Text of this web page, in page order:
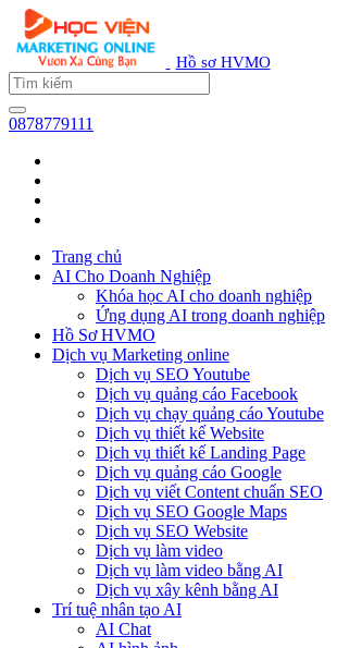
Hồ sơ HVMO
0878779111
Trang chủ
AI Cho Doanh Nghiệp
Khóa học AI cho doanh nghiệp
Ứng dụng AI trong doanh nghiệp
Hồ Sơ HVMO
Dịch vụ Marketing online
Dịch vụ SEO Youtube
Dịch vụ quảng cáo Facebook
Dịch vụ chạy quảng cáo Youtube
Dịch vụ thiết kế Website
Dịch vụ thiết kế Landing Page
Dịch vụ quảng cáo Google
Dịch vụ viết Content chuẩn SEO
Dịch vụ SEO Google Maps
Dịch vụ SEO Website
Dịch vụ làm video
Dịch vụ làm video bằng AI
Dịch vụ xây kênh bằng AI
Trí tuệ nhân tạo AI
AI Chat